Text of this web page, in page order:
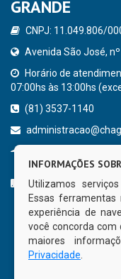
GRANDE
CNPJ: 11.049.806/
Avenida São José,
Horário de
07:00hs às 13:00hs
(81) 3537-1140
CURTA
INFORMAÇÕES
Utilizamos
Essas
experiência de
você concorda com
maiores
Privacidade